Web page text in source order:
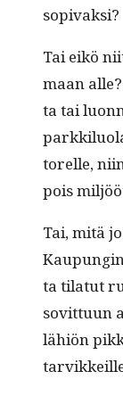
sopivaksi?
Tai eikö
maan
ta tai
torelle,
pois
Tai, mitä
ta tilatut
sovit­tuun
lähiön